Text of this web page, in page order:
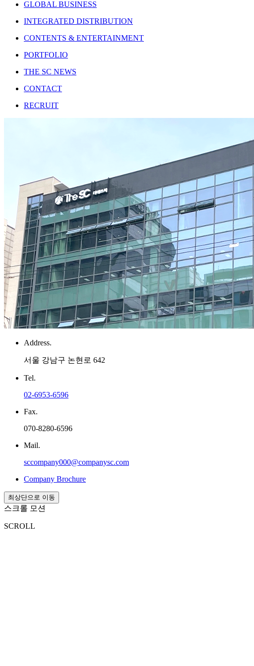
GLOBAL BUSINESS
INTEGRATED DISTRIBUTION
CONTENTS & ENTERTAINMENT
PORTFOLIO
THE SC NEWS
​CONTACT
RECRUIT
Address.
서울 강남구 논현로 642
Tel.
02-6953-6596
Fax.
070-8280-6596
Mail.
sccompany000@companysc.com
Company Brochure
최상단으로 이동
스크롤 모션
SCROLL